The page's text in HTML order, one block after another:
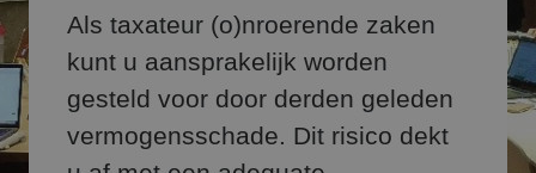
Als taxateur (o)nroerende zaken
kunt u aansprakelijk worden
gesteld voor door derden geleden
vermogensschade. Dit risico dekt